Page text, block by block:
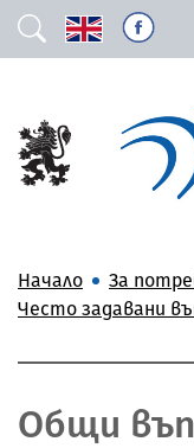
Начало
За
Често задавани
Общи